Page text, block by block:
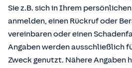
Sie z.B. sich in Ihrem
anmelden, einen Rückruf oder
vereinbaren oder einen
Angaben werden ausschließlich
Zweck genutzt. Nähere Angaben